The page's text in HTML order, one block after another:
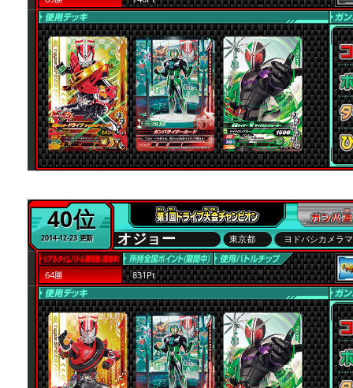
40位
2014-12-23 更新 オジョー 東京都 ヨドバシカメラ
64勝 831Pt